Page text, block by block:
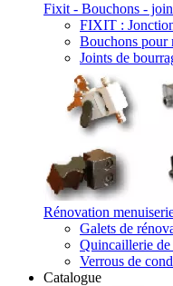
Fixit - Bouchons -
FIXIT :
Bouchons pour
Joints de
Rénovation
Galets de
Quincaillerie de
Verrous de
Catalogue